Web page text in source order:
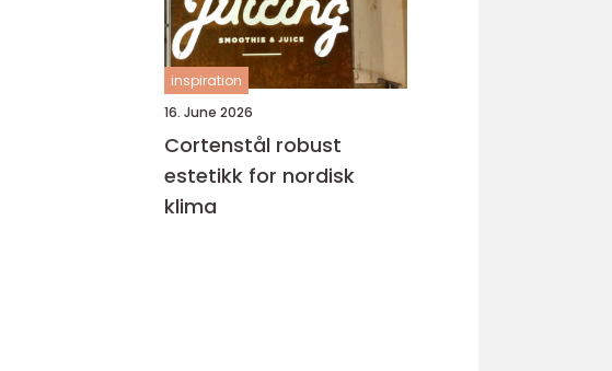
inspiration
16. June 2026
Cortenstål robust
estetikk for nordisk
klima